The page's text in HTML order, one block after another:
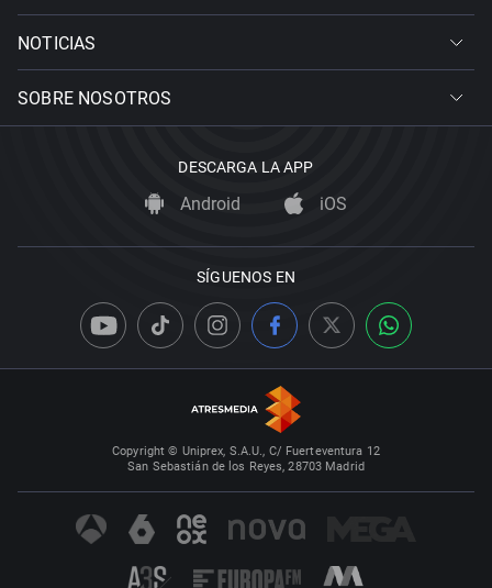
NOTICIAS
SOBRE NOSOTROS
DESCARGA LA APP
Android iOS
SÍGUENOS EN
Copyright © Uniprex, S.A.U., C/ Fuerteventura 12
San Sebastián de los Reyes, 28703 Madrid